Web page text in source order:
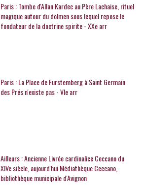
Paris : Tombe d'Allan Kardec au Père Lachaise, rituel
magique autour du dolmen sous lequel repose le
fondateur de la doctrine spirite - XXe arr
Paris : La Place de Furstemberg à Saint Germain
des Prés n'existe pas - VIe arr
Ailleurs : Ancienne Livrée cardinalice Ceccano du
XIVe siècle, aujourd'hui Médiathèque Ceccano,
bibliothèque municipale d'Avignon